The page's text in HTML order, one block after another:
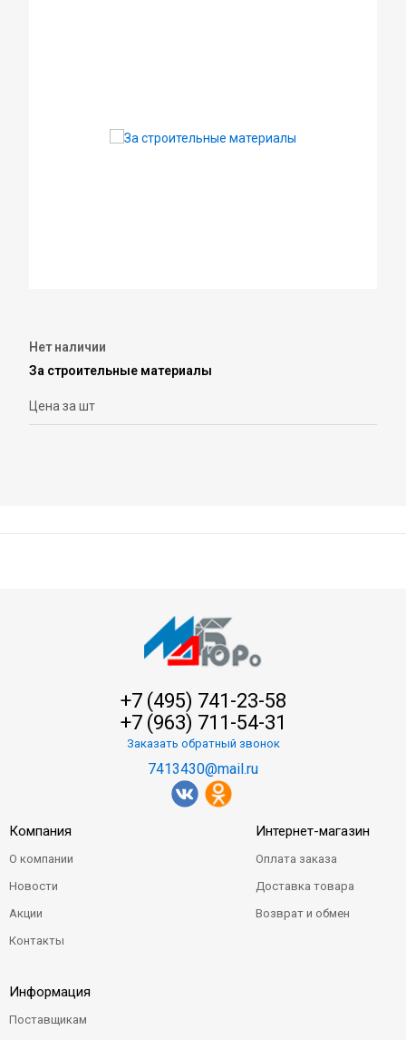
Нет наличии
За строительные материалы
Цена за шт
+7 (495) 741-23-58
+7 (963) 711-54-31
Заказать обратный звонок
7413430@mail.ru
Компания
О компании
Новости
Акции
Контакты
Интернет-магазин
Оплата заказа
Доставка товара
Возврат и обмен
Информация
Поставщикам